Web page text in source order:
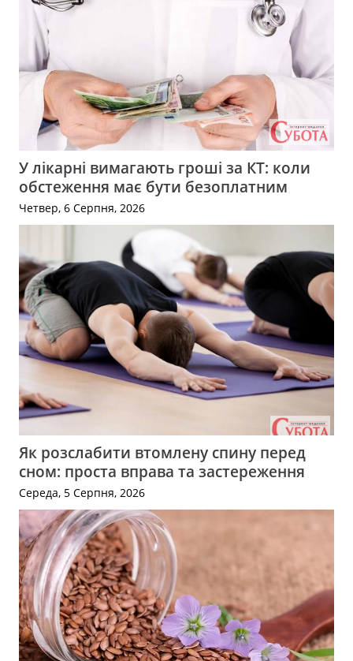
У лікарні вимагають гроші за КТ: коли
обстеження має бути безоплатним
Четвер, 6 Серпня, 2026
Як розслабити втомлену спину перед
сном: проста вправа та застереження
Середа, 5 Серпня, 2026